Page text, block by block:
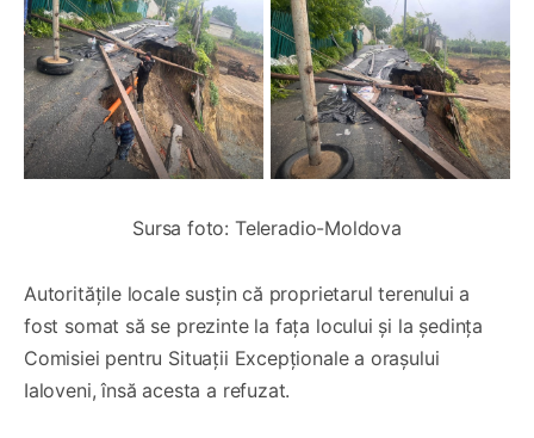
Sursa foto: Teleradio-Moldova
Autoritățile locale susțin că proprietarul terenului a
fost somat să se prezinte la fața locului și la ședința
Comisiei pentru Situații Excepționale a orașului
Ialoveni, însă acesta a refuzat.